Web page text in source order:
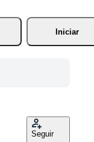
Iniciar
Seguir